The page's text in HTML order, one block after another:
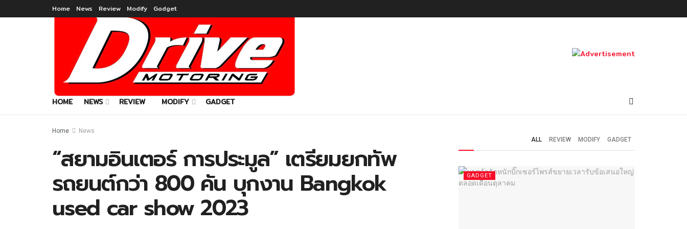
Home News Review Modify Gadget
HOME NEWS REVIEW MODIFY GADGET
Home News
“สยามอินเตอร์ การประมูล” เตรียมยกทัพ
รถยนต์กว่า 800 คัน บุกงาน Bangkok
used car show 2023
ALL REVIEW MODIFY GADGET
GADGET